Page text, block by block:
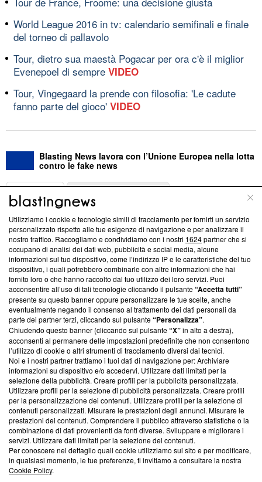
World League 2016 in tv: calendario semifinali e finale
del torneo di pallavolo
Tour, dietro sua maestà Pogacar per ora c'è il miglior
Evenepoel di sempre VIDEO
Tour, Vingegaard la prende con filosofia: 'Le cadute
fanno parte del gioco' VIDEO
Blasting News lavora con l’Unione Europea nella lotta
contro le fake news
ABOUT
Questa sezione offre informazioni trasparenti su Blasting
News, sui nostri processi editoriali e su come ci impegniamo a
creare news di qualità. Inoltre, afferma la nostra aderenza a
‘Trust Project - News with Integrity’Blasting News non è
ancora membro del programma, ma ha richiesto di farne
parte; Trust Project non ha ancora effettuato una verifica di
conformità agli standard.
Su di noi
Team editoriale
Corporate
Redazione
Informativa Privacy
Cookie Policy
Blasting SA, IDI CHE-247.845.224, Via Carlo Frasca, 3 - 6900
Lugano (Svizzera) Tel:+39 0690258937
© 2026 Blasting News
Utilizziamo i cookie e tecnologie simili di tracciamento per fornirti un servizio
personalizzato rispetto alle tue esigenze di navigazione e per analizzare il
nostro traffico. Raccogliamo e condividiamo con i nostri 1624partner che si
occupano di analisi dei dati web, pubblicità e social media, alcune
informazioni sul tuo dispositivo, come l’indirizzo IP e le caratteristiche del tuo
dispositivo, i quali potrebbero combinarle con altre informazioni che hai
fornito loro o che hanno raccolto dal tuo utilizzo dei loro servizi. Puoi
acconsentire all’uso di tali tecnologie cliccando il pulsante“Accetta tutti”
presente su questo banner oppure personalizzare le tue scelte, anche
eventualmente negando il consenso al trattamento dei dati personali da
parte dei partner terzi, cliccando sul pulsante“Personalizza”.
Chiudendo questo banner (cliccando sul pulsante“X”in alto a destra),
acconsenti al permanere delle impostazioni predefinite che non consentono
l’utilizzo di cookie o altri strumenti di tracciamento diversi dai tecnici.
Noi e i nostri partner trattiamo i tuoi dati di navigazione per: Archiviare
informazioni su dispositivo e/o accedervi. Utilizzare dati limitati per la
selezione della pubblicità. Creare profili per la pubblicità personalizzata.
Utilizzare profili per la selezione di pubblicità personalizzata. Creare profili
per la personalizzazione dei contenuti. Utilizzare profili per la selezione di
contenuti personalizzati. Misurare le prestazioni degli annunci. Misurare le
prestazioni dei contenuti. Comprendere il pubblico attraverso statistiche o la
combinazione di dati provenienti da fonti diverse. Sviluppare e migliorare i
servizi. Utilizzare dati limitati per la selezione dei contenuti.
Per conoscere nel dettaglio quali cookie utilizziamo sul sito e per modificare,
in qualsiasi momento, le tue preferenze, ti invitiamo a consultare la nostra
Cookie Policy.